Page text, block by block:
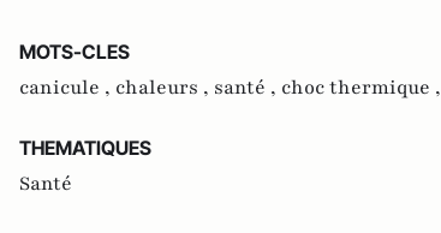
MOTS-CLES
canicule , chaleurs , santé , choc thermique ,
THEMATIQUES
Santé